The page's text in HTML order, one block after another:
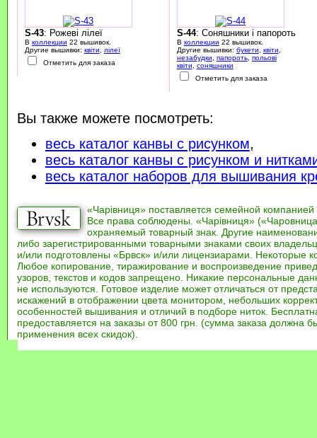
S-43: Рожеві лілеї
В коллекции 22 вышивок.
Другие вышивки: квіти
лілеї
Отметить для заказа
S-44: Соняшники і папороть
В коллекции 22 вышивок.
Другие вышивки: букети квіти
незабудки
папороть, польові
квіти
соняшники
Отметить для заказа
Вы также можете посмотреть:
весь каталог канвы с рисунком,
весь каталог канвы с рисунком и
весь каталог наборов для вышивания
«Чарівниця» поставляется семейной компанией
Все права соблюдены. «Чарівниця»
охраняемый товарный знак. Другие
либо зарегистрированными товарными знаками своих
и/или подготовлены «Брвск» и/или лицензиарами. Некоторые
Любое копирование, тиражирование и воспроизведение
узоров, текстов и кодов запрещено. Никакие персональные
не используются. Готовое изделие может отличаться от
искажений в отображении цвета монитором, небольших
особенностей вышивания и отличий в подборе ниток.
предоставляется на заказы от 800 грн. (сумма заказа должна
применения всех скидок).